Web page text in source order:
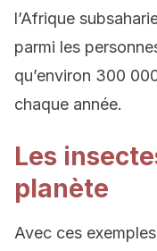
l’Afrique
parmi les
qu’environ 300
chaque année.
Les
planète
Avec ces